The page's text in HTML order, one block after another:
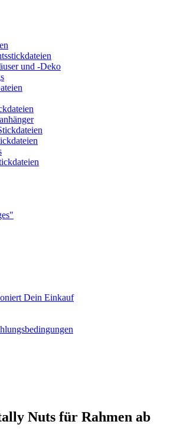
und -Deko
Dein Einkauf
Nuts für Rahmen ab